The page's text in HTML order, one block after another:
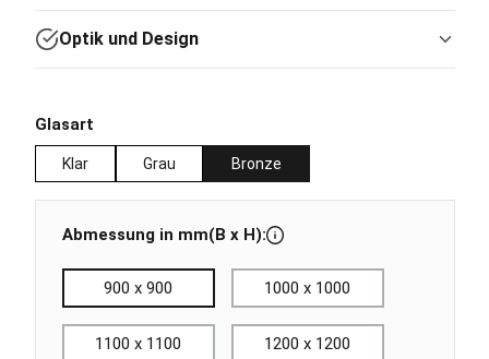
Optik und Design
Glasartauswählen
Klar Grau Bronze
Abmessung in mm(B x H):
900 x 900 1000 x 1000
1100 x 1100 1200 x 1200